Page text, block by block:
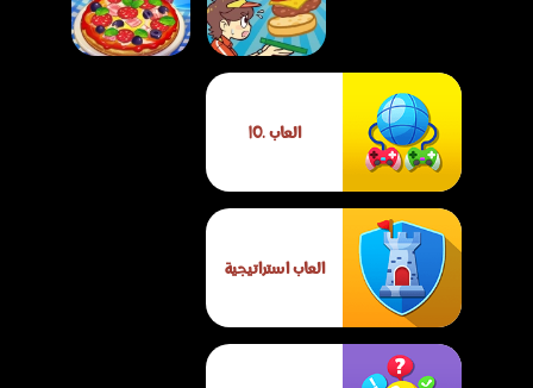
لعبة مثلجات القط
Shortcake
لعبة صيد البرغر
العاب .IO
العاب استراتيجية